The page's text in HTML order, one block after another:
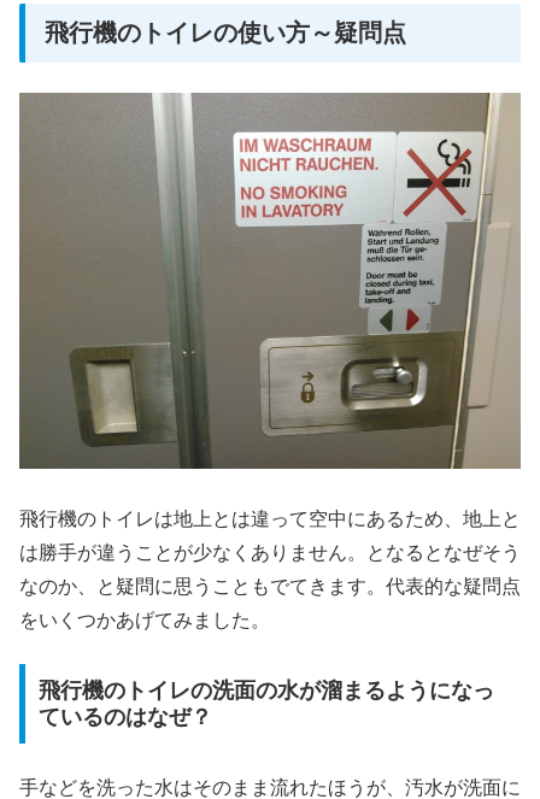
飛行機のトイレの使い方～疑問点
飛行機のトイレは地上とは違って空中にあるため、地上と
は勝手が違うことが少なくありません。となるとなぜそう
なのか、と疑問に思うこともでてきます。代表的な疑問点
をいくつかあげてみました。
飛行機のトイレの洗面の水が溜まるようになっ
ているのはなぜ？
手などを洗った水はそのまま流れたほうが、汚水が洗面に